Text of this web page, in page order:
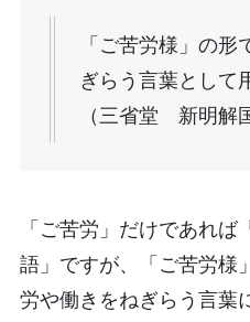
「ご苦労様」の
ぎらう言葉として
（三省堂 新明解
「ご苦労」だけであれ
語」ですが、「ご苦労様
労や働きをねぎらう言葉